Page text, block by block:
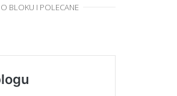
O BLOKU I POLECANE